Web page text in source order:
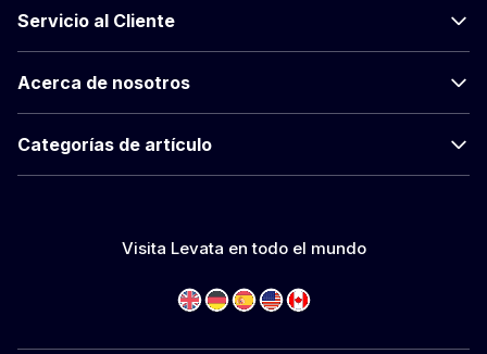
Servicio al Cliente
Acerca de nosotros
Categorías de artículo
Visita Levata en todo el mundo